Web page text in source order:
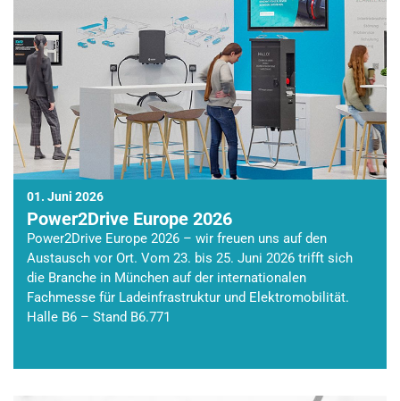
01. Juni 2026
Power2Drive Europe 2026
Power2Drive Europe 2026 – wir freuen uns auf den
Austausch vor Ort. Vom 23. bis 25. Juni 2026 trifft sich
die Branche in München auf der internationalen
Fachmesse für Ladeinfrastruktur und Elektromobilität.
Halle B6 – Stand B6.771